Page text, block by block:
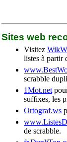
Sites web
Visitez
listes à partir
scrabble
1Mot.net
suffixes, les
Ortograf.ws
de scrabble.